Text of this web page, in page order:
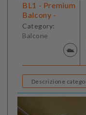
BL1 - Premium
Balcony -
Category:
Balcone
Descrizione